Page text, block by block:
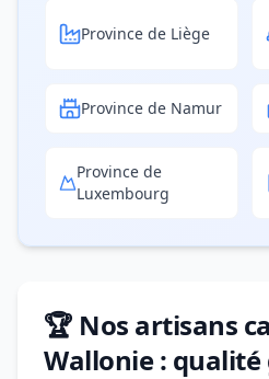
Province de Liège
Province de Namur
Province de
Luxembourg
🏆 Nos artisans
Wallonie :